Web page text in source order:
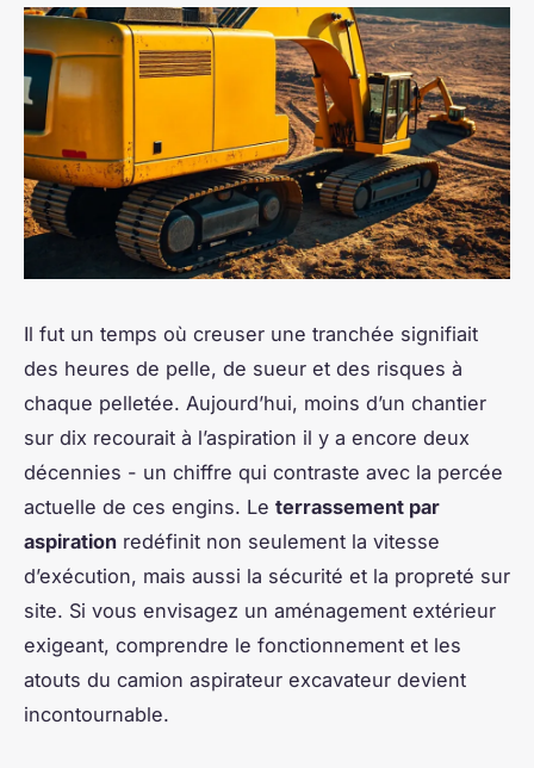
Il fut un temps où creuser une tranchée signifiait
des heures de pelle, de sueur et des risques à
chaque pelletée. Aujourd’hui, moins d’un chantier
sur dix recourait à l’aspiration il y a encore deux
décennies - un chiffre qui contraste avec la percée
actuelle de ces engins. Le terrassement par
aspiration redéfinit non seulement la vitesse
d’exécution, mais aussi la sécurité et la propreté sur
site. Si vous envisagez un aménagement extérieur
exigeant, comprendre le fonctionnement et les
atouts du camion aspirateur excavateur devient
incontournable.